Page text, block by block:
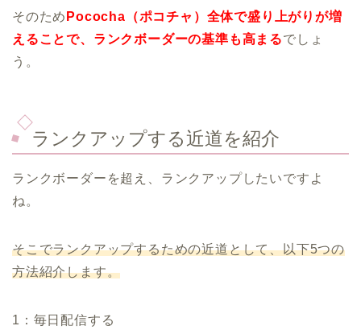
そのため Pococha（ポコチャ）全体で盛り上がりが増
えることで、ランクボーダーの基準も高まるでしょ
う。
ランクアップする近道を紹介
ランクボーダーを超え、ランクアップしたいですよ
ね。
そこでランクアップするための近道として、以下5つの
方法紹介します。
1：毎日配信する